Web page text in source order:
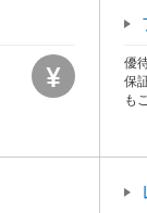
優
保
も